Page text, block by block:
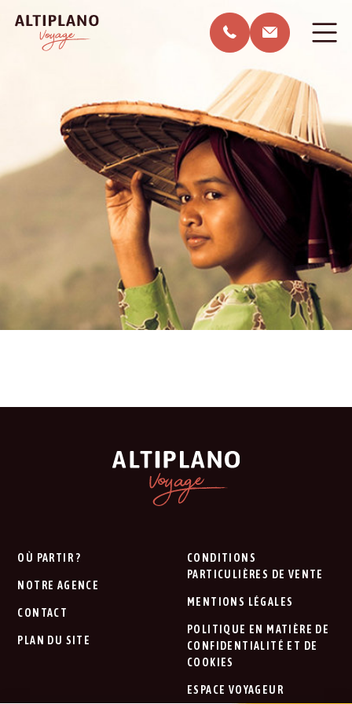
OÙ PARTIR ?
NOTRE AGENCE
CONTACT
PLAN DU SITE
CONDITIONS
PARTICULIÈRES DE VENTE
MENTIONS LÉGALES
POLITIQUE EN MATIÈRE DE
CONFIDENTIALITÉ ET DE
COOKIES
ESPACE VOYAGEUR